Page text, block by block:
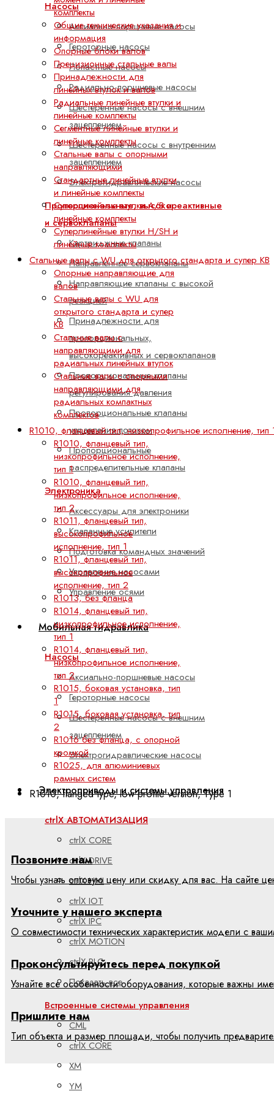
Насосы
Аксиально-поршневые насосы
Героторные насосы
Лопастные насосы
Радиально-поршневые насосы
Шестеренные насосы с внешним
зацеплением
Шестеренные насосы с внутренним
зацеплением
Электрогидравлические насосы
Пропорциональные, высокореактивные
и сервоклапаны
Картриджные клапаны
Направленные сервоклапаны
Направляющие клапаны с высокой
реакцией
Принадлежности для
пропорциональных,
высокореактивных и сервоклапанов
Пропорциональные клапаны
регулирования давления
Пропорциональные клапаны
управления потоком
Пропорциональные
распределительные клапаны
Электроника
Аксессуары для электроники
Клапанные усилители
Подготовка командных значений
Управление насосами
Управление осями
Мобильная гидравлика
Насосы
Аксиально-поршневые насосы
Героторные насосы
Шестеренные насосы с внешним
зацеплением
Электрогидравлические насосы
Электроприводы и системы управления
ctrlX АВТОМАТИЗАЦИЯ
ctrlX CORE
ctrlX DRIVE
ctrlX HMI
ctrlX IOT
ctrlX IPC
ctrlX MOTION
ctrlX PLC
Показать все
Встроенные системы управления
CML
ctrlX CORE
XM
YM
комплекты
Общие технические указания и
информация
Опорные блоки валов
Прецизионные стальные валы
Принадлежности для
линейных втулок и валов
Радиальные линейные втулки и
линейные комплекты
Сегментные линейные втулки и
линейные комплекты
Стальные валы с опорными
направляющими
Стандартные линейные втулки
и линейные комплекты
Суперлинейные втулки A/B и
линейные комплекты
Суперлинейные втулки H/SH и
линейные комплекты
Стальные валы с WU для открытого стандарта и супер KB
Опорные направляющие для
валов
Стальные валы с WU для
открытого стандарта и супер
KB
Стальные валы с
направляющими для
радиальных линейных втулок
Стальные валы с опорными
направляющими для
радиальных компактных
комплектов
R1010, фланцевый тип, низкопрофильное исполнение, тип
R1010, фланцевый тип,
низкопрофильное исполнение,
тип 1
R1010, фланцевый тип,
низкопрофильное исполнение,
тип 2
R1011, фланцевый тип,
высокопрофильное
исполнение, тип 1
R1011, фланцевый тип,
высокопрофильное
исполнение, тип 2
R1013, без фланца
R1014, фланцевый тип,
низкопрофильное исполнение,
тип 1
R1014, фланцевый тип,
низкопрофильное исполнение,
тип 2
R1015, боковая установка, тип
1
R1015, боковая установка, тип
2
R1016 без фланца, с опорной
кромкой
R1025, для алюминиевых
рамных систем
R1010, flanged type, low profile version, Type 1
Позвоните нам
Чтобы узнать оптовую цену или скидку для вас. На сайте
Уточните у нашего эксперта
О совместимости технических характеристик модели с
Проконсультируйтесь перед покупкой
Узнайте все особенности оборудования, которые важны
Пришлите нам
Тип объекта и размер площади, чтобы получить